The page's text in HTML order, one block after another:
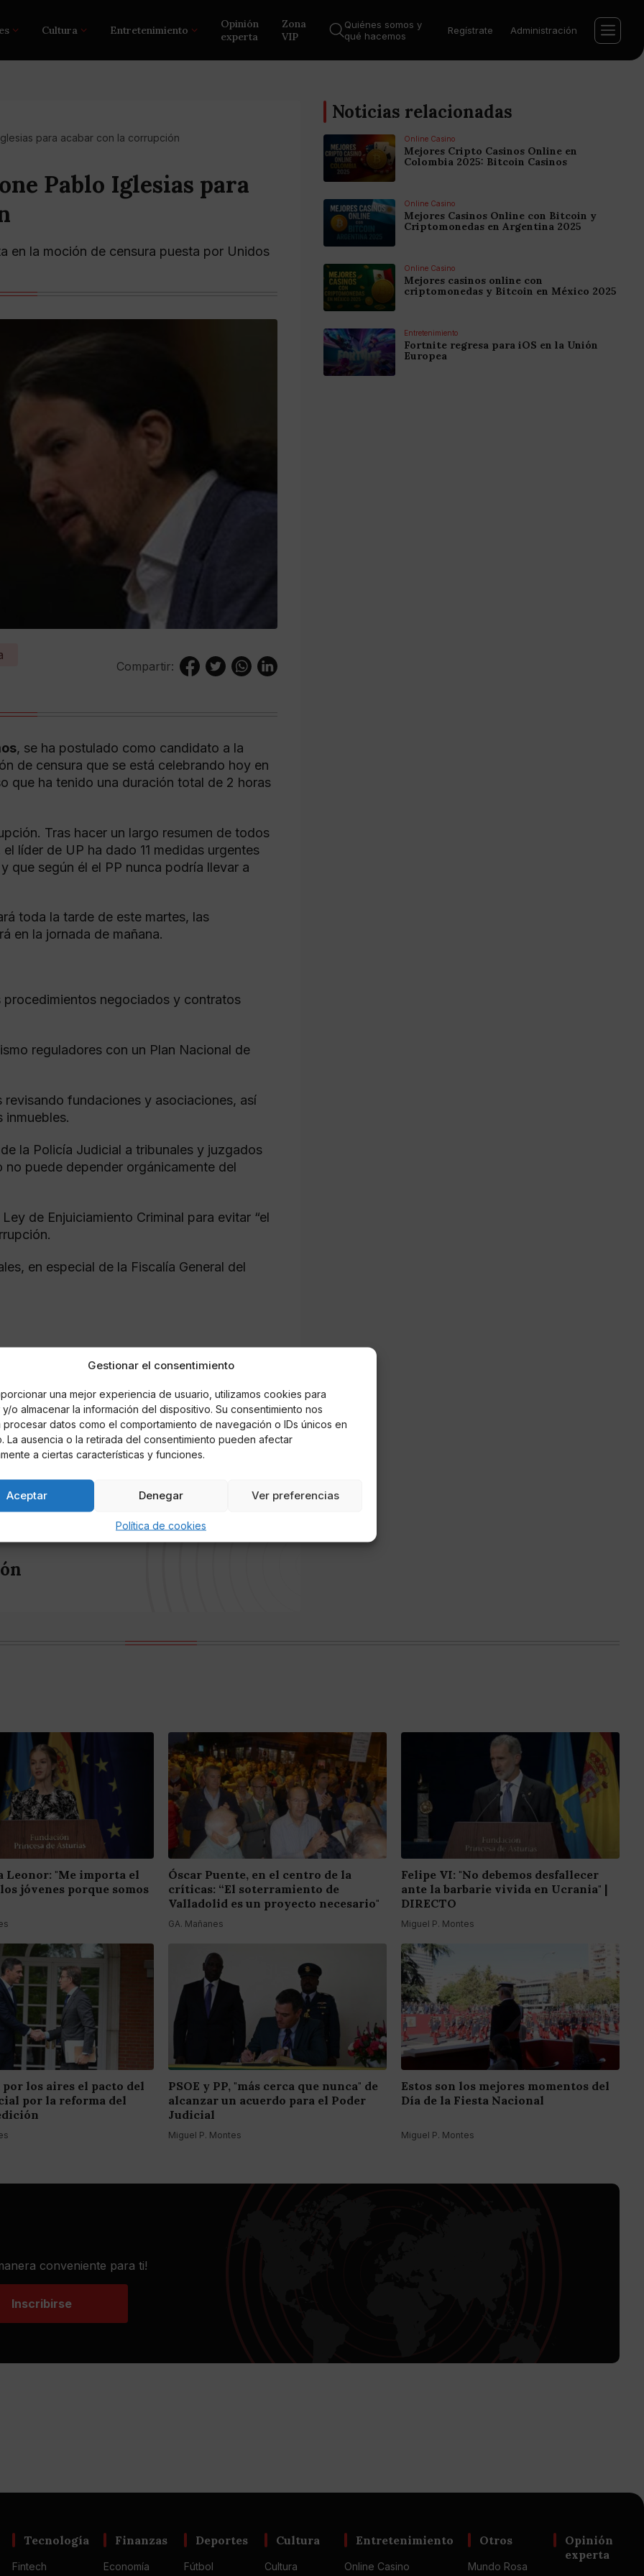
Gestionar el consentimiento
una mejor experiencia de usuario, utilizamos cookies para
o almacenar la información del dispositivo. Su consentimiento nos
procesar datos como el comportamiento de navegación o IDs únicos en
La ausencia o la retirada del consentimiento pueden afectar
a ciertas características y funciones.
Aceptar Denegar Ver preferencias
Política de cookies
Cultura Entretenimiento
Opinión
experta
Zona
VIP
Quiénes somos y
qué hacemos
Regístrate Administración
para acabar con la corrupción
Pablo Iglesias para
en la moción de censura puesta por Unidos
Compartir:
, se ha postulado como candidato a la
de censura que se está celebrando hoy en
que ha tenido una duración total de 2 horas
Tras hacer un largo resumen de todos
líder de UP ha dado 11 medidas urgentes
que según él el PP nunca podría llevar a
toda la tarde de este martes, las
en la jornada de mañana.
negociados y contratos
reguladores con un Plan Nacional de
fundaciones y asociaciones, así
inmuebles.
la Policía Judicial a tribunales y juzgados
puede depender orgánicamente del
de Enjuiciamiento Criminal para evitar “el
en especial de la Fiscalía General del
fiscal.
el Código Penal.
corrupción, que aún no está en el cuerpo
Noticias relacionadas
Online Casino
Mejores Cripto Casinos Online en
Colombia 2025: Bitcoin Casinos
Online Casino
Mejores Casinos Online con Bitcoin y
Criptomonedas en Argentina 2025
Online Casino
Mejores casinos online con
criptomonedas y Bitcoin en México 2025
Entretenimiento
Fortnite regresa para iOS en la Unión
Europea
Leonor: "Me importa el
jóvenes porque somos
Óscar Puente, en el centro de la
críticas: “El soterramiento de
Valladolid es un proyecto necesario"
GA. Mañanes
Felipe VI: "No debemos desfallecer
ante la barbarie vivida en Ucrania" |
DIRECTO
Miguel P. Montes
por los aires el pacto del
por la reforma del
PSOE y PP, "más cerca que nunca" de
alcanzar un acuerdo para el Poder
Judicial
Miguel P. Montes
Estos son los mejores momentos del
Día de la Fiesta Nacional
Miguel P. Montes
conveniente para ti!
Inscribirse
Tecnología
Fintech
Finanzas
Economía
Deportes
Fútbol
Cultura
Cultura
Entretenimiento
Online Casino
Otros
Mundo Rosa
Opinión
experta